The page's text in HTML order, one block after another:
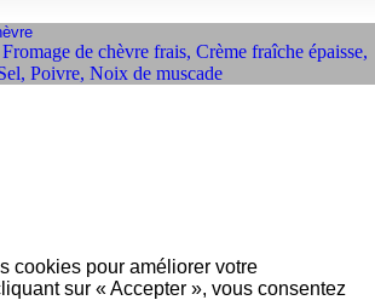
Fromage de chèvre frais, Crème fraîche épaisse,
, Poivre, Noix de muscade
cookies pour améliorer votre
sur « Accepter », vous consentez